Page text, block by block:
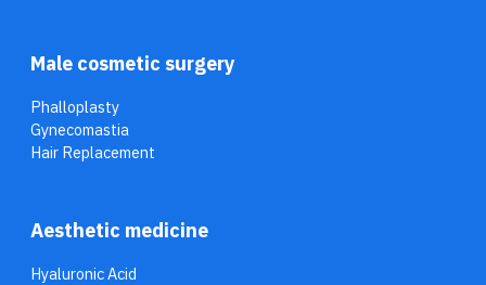
Male cosmetic surgery
Phalloplasty
Gynecomastia
Hair Replacement
Aesthetic medicine
Hyaluronic Acid